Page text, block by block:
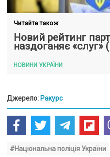
Читайте також
Новий рейтинг
наздоганяє
НОВИНИ УКРАЇНИ
Джерело: Ракурс
#Національна поліція України